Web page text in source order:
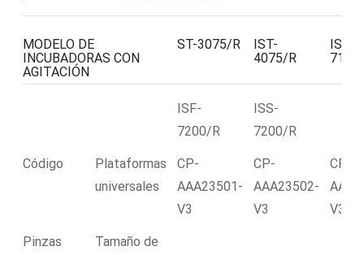
MODELO DE
INCUBADORAS CON
AGITACIÓN
ST-3075/R
IST-
4075/R
ISF-
ISF-
7200/R
ISS-
7200/R
Código
Plataformas
universales
CP-
AAA23501-
V3
CP-
AAA23502-
V3
CP-
V3
Pinzas
Tamaño de